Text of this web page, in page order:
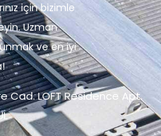
için bizimle
Uzman
ve en iyi
Cad. LOFT Residence Apt.